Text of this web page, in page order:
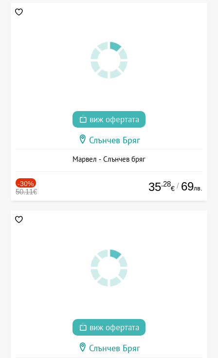
виж офертата
Слънчев Бряг
Марвел - Слънчев бряг
-30%
50.11€ 35.28
€ / 69лв.
виж офертата
Слънчев Бряг